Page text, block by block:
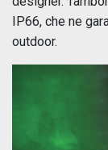
IP66, che ne
outdoor.